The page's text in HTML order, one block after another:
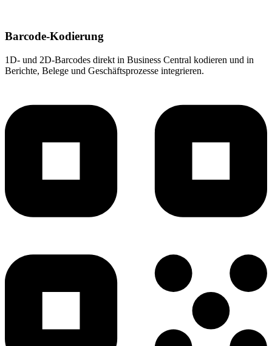
Barcode-Kodierung
1D- und 2D-Barcodes direkt in Business Central kodieren und in
Berichte, Belege und Geschäftsprozesse integrieren.